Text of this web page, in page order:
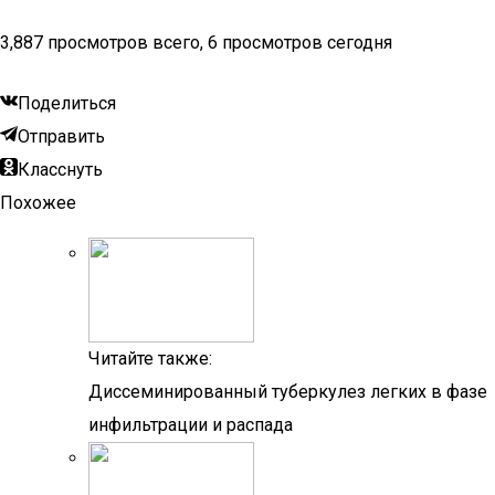
3,887 просмотров всего, 6 просмотров сегодня
Поделиться
Отправить
Класснуть
Похожее
Читайте также:
Диссеминированный туберкулез легких в фазе
инфильтрации и распада